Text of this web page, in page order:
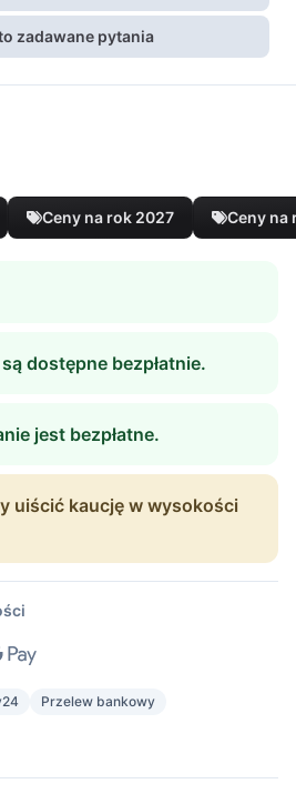
zadawane pytania
Ceny na rok 2027 Ceny na
dostępne bezpłatnie.
jest bezpłatne.
uiścić kaucję w wysokości
Przelew bankowy